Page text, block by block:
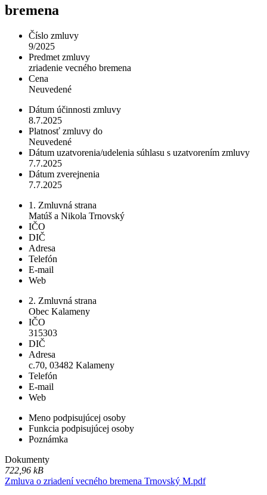
bremena
Číslo zmluvy
9/2025
Predmet zmluvy
zriadenie vecného bremena
Cena
Neuvedené
Dátum účinnosti zmluvy
8.7.2025
Platnosť zmluvy do
Neuvedené
Dátum uzatvorenia/udelenia súhlasu s uzatvorením zmluvy
7.7.2025
Dátum zverejnenia
7.7.2025
1. Zmluvná strana
Matúš a Nikola Trnovský
IČO
DIČ
Adresa
Telefón
E-mail
Web
2. Zmluvná strana
Obec Kalameny
IČO
315303
DIČ
Adresa
c.70, 03482 Kalameny
Telefón
E-mail
Web
Meno podpisujúcej osoby
Funkcia podpisujúcej osoby
Poznámka
Dokumenty
722,96 kB
Zmluva o zriadení vecného bremena Trnovský M.pdf